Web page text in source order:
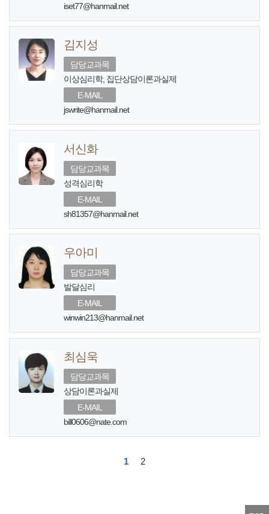
iset77@hanmail.net
김지성
담당교과목
이상심리학, 집단상담이론과실제
E-MAIL
jswrite@hanmail.net
서신화
담당교과목
성격심리학
E-MAIL
sh81357@hanmail.net
우아미
담당교과목
발달심리
E-MAIL
winwin213@hanmail.net
최심욱
담당교과목
상담이론과실제
E-MAIL
bill0606@nate.com
1 2